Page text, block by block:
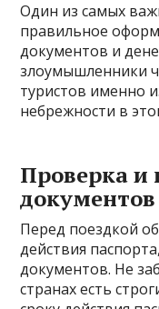
Один из самых
правильное
документов и
злоумышленники
туристов именно
небрежности в
Проверка и
документов
Перед поездкой
действия
документов. Не
странах есть